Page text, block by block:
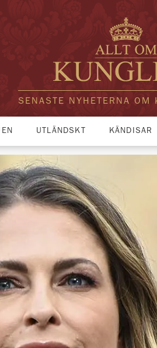
SENASTE NYHETERNA OM
UTLÄNDSKT KÄNDISAR